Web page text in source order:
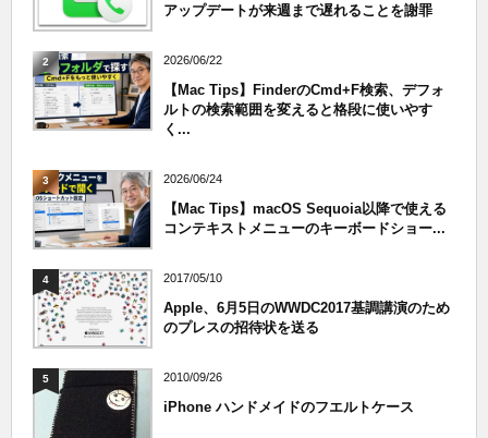
アップデートが来週まで遅れることを謝罪
2 2026/06/22
【Mac Tips】FinderのCmd+F検索、デフォ
ルトの検索範囲を変えると格段に使いやす
く...
3 2026/06/24
【Mac Tips】macOS Sequoia以降で使える
コンテキストメニューのキーボードショー...
4 2017/05/10
Apple、6月5日のWWDC2017基調講演のため
のプレスの招待状を送る
5 2010/09/26
iPhone ハンドメイドのフエルトケース